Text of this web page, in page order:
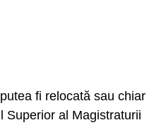
fi relocată sau chiar
Superior al Magistraturii